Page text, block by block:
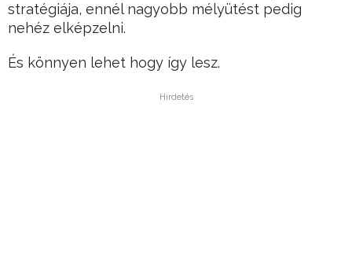
stratégiája, ennél nagyobb mélyütést pedig
nehéz elképzelni.
És könnyen lehet hogy így lesz.
Hirdetés